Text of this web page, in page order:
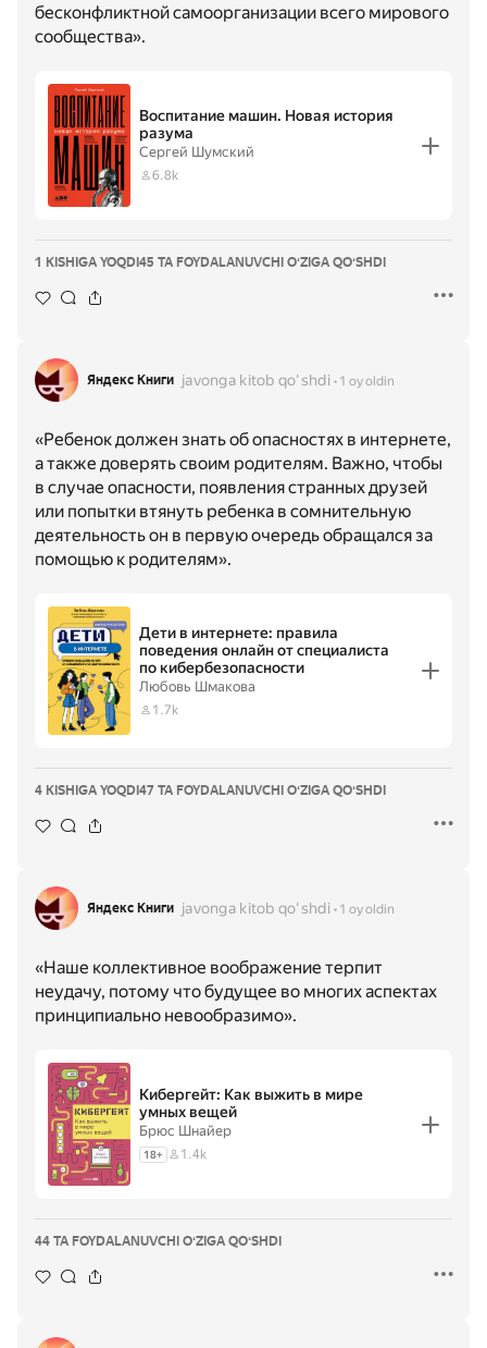
бесконфликтной самоорганизации всего мирового
сообщества».
Воспитание машин. Новая история
разума
Сергей Шумский
6.8k
1 KISHIGA YOQDI 45 TA FOYDALANUVCHI OʻZIGA QOʻSHDI
Яндекс Книги javonga kitob qoʻshdi 1 oy oldin
«Ребенок должен знать об опасностях в интернете,
а также доверять своим родителям. Важно, чтобы
в случае опасности, появления странных друзей
или попытки втянуть ребенка в сомнительную
деятельность он в первую очередь обращался за
помощью к родителям».
Дети в интернете: правила
поведения онлайн от специалиста
по кибербезопасности
Любовь Шмакова
1.7k
4 KISHIGA YOQDI 47 TA FOYDALANUVCHI OʻZIGA QOʻSHDI
Яндекс Книги javonga kitob qoʻshdi 1 oy oldin
«Наше коллективное воображение терпит
неудачу, потому что будущее во многих аспектах
принципиально невообразимо».
Кибергейт: Как выжить в мире
умных вещей
Брюс Шнайер
18+ 1.4k
44 TA FOYDALANUVCHI OʻZIGA QOʻSHDI